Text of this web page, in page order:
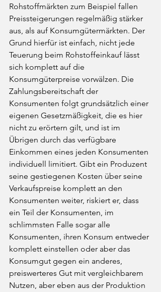
Rohstoffmärkten zum Beispiel fallen
Preissteigerungen regelmäßig stärker
aus, als auf Konsumgütermärkten. Der
Grund hierfür ist einfach, nicht jede
Teuerung beim Rohstoffeinkauf lässt
sich komplett auf die
Konsumgüterpreise vorwälzen. Die
Zahlungsbereitschaft der
Konsumenten folgt grundsätzlich einer
eigenen Gesetzmäßigkeit, die es hier
nicht zu erörtern gilt, und ist im
Übrigen durch das verfügbare
Einkommen eines jeden Konsumenten
individuell limitiert. Gibt ein Produzent
seine gestiegenen Kosten über seine
Verkaufspreise komplett an den
Konsumenten weiter, riskiert er, dass
ein Teil der Konsumenten, im
schlimmsten Falle sogar alle
Konsumenten, ihren Konsum entweder
komplett einstellen oder aber das
Konsumgut gegen ein anderes,
preiswerteres Gut mit vergleichbarem
Nutzen, aber eben aus der Produktion